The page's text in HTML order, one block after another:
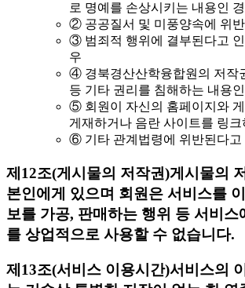
로 명예를 손상시키는 내용인
② 공공질서 및 미풍양속에 위
③ 범죄적 행위에 결부된다고
우
④ 경북경산산학융합원의 저작
등 기타 권리를 침해하는 내용
⑤ 회원이 자신의 홈페이지와
게재하거나 음란 사이트를 링크
⑥ 기타 관계법령에 위반된다고
제12조(게시물의 저작권)게시물의
본인에게 있으며 회원은 서비스를
보를 가공, 판매하는 행위 등 서비스
를 상업적으로 사용할 수 없습니다.
제13조(서비스 이용시간)서비스의